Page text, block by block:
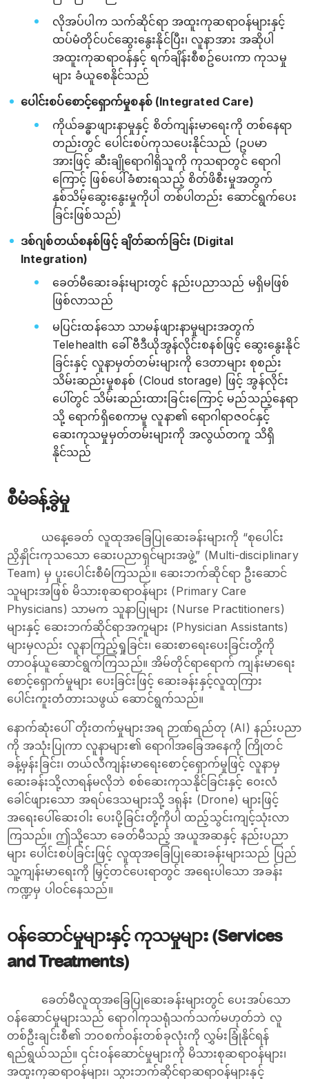
လိုအပ်ပါက သက်ဆိုင်ရာ အထူးကုဆရာဝန်များနှင့်
ထပ်မံတိုင်ပင်ဆွေးနွေးနိုင်ပြီး၊ လူနာအား အဆိုပါ
အထူးကုဆရာဝန်နှင့် ရက်ချိန်းစီစဥ်ပေးကာ ကုသမှု
များ ခံယူစေနိုင်သည်
ပေါင်းစပ်စောင့်ရှောက်မှုစနစ် (Integrated Care)
ကိုယ်ခန္ဓာဖျားနာမှုနှင့် စိတ်ကျန်းမာရေးကို တစ်နေရာ
တည်းတွင် ပေါင်းစပ်ကုသပေးနိုင်သည် (ဥပမာ
အားဖြင့် ဆီးချိုရောဂါရှိသူကို ကုသရာတွင် ရောဂါ
ကြောင့် ဖြစ်ပေါ်ခံစားရသည့် စိတ်ဖိစီးမှုအတွက်
နှစ်သိမ့်ဆွေးနွေးမှုကိုပါ တစ်ပါတည်း ဆောင်ရွက်ပေး
ခြင်းဖြစ်သည်)
ဒစ်ဂျစ်တယ်စနစ်ဖြင့် ချိတ်ဆက်ခြင်း (Digital
Integration)
ခေတ်မီဆေးခန်းများတွင် နည်းပညာသည် မရှိမဖြစ်
ဖြစ်လာသည်
မပြင်းထန်သော သာမန်ဖျားနာမှုများအတွက်
Telehealth ခေါ် ဗီဒီယိုအွန်လိုင်းစနစ်ဖြင့် ဆွေးနွေးနိုင်
ခြင်းနှင့် လူနာမှတ်တမ်းများကို ‌ဒေတာများ စုစည်း
သိမ်းဆည်းမှုစနစ် (Cloud storage) ဖြင့် အွန်လိုင်း
ပေါ်တွင် သိမ်းဆည်းထားခြင်းကြောင့် မည်သည့်နေရာ
သို့ ရောက်ရှိစေကာမူ လူနာ၏ ရောဂါရာဇဝင်နှင့်
ဆေးကုသမှုမှတ်တမ်းများကို အလွယ်တကူ သိရှိ
နိုင်သည်
စီမံခန့်ခွဲမှု
ယနေ့ခေတ် လူထုအခြေပြုဆေးခန်းများကို “စုပေါင်း
ညှိနှိုင်းကုသသော ဆေးပညာရှင်များအဖွဲ့” (Multi-disciplinary
Team) မှ ပူးပေါင်းစီမံကြသည်။ ဆေးဘက်ဆိုင်ရာ ဦးဆောင်
သူများအဖြစ် မိသားစုဆရာဝန်များ (Primary Care
Physicians) သာမက သူနာပြုများ (Nurse Practitioners)
များနှင့် ဆေးဘက်ဆိုင်ရာအကူများ (Physician Assistants)
များမှလည်း လူနာကြည့်ရှုခြင်း၊ ဆေးစာရေးပေးခြင်းတို့ကို
တာဝန်ယူဆောင်ရွက်ကြသည်။ အိမ်တိုင်ရာရောက် ကျန်းမာရေး
စောင့်ရှောက်မှုများ ပေးခြင်းဖြင့် ဆေးခန်းနှင့်လူထုကြား
ပေါင်းကူးတံတားသဖွယ် ဆောင်ရွက်သည်။
နောက်ဆုံးပေါ် တိုးတက်မှုများအရ ဉာဏ်ရည်တု (AI) နည်းပညာ
ကို အသုံးပြုကာ လူနာများ၏ ရောဂါအခြေအနေကို ကြိုတင်
ခန့်မှန်းခြင်း၊ တယ်လီကျန်းမာရေးစောင့်ရှောက်မှုဖြင့် လူနာမှ
ဆေးခန်းသို့လာရန်မလိုဘဲ စစ်ဆေးကုသနိုင်ခြင်းနှင့် ဝေးလံ
ခေါင်ဖျားသော အရပ်ဒေသများသို့ ဒရုန်း (Drone) များဖြင့်
အရေးပေါ်ဆေးဝါး ပေးပို့ခြင်းတို့ကိုပါ ထည့်သွင်းကျင့်သုံးလာ
ကြသည်။ ဤသို့သော ခေတ်မီသည့် အယူအဆနှင့် နည်းပညာ
များ ပေါင်းစပ်ခြင်းဖြင့် လူထုအခြေပြုဆေးခန်းများသည် ပြည်
သူ့ကျန်းမာရေးကို မြှင့်တင်ပေးရာတွင် အရေးပါသော အခန်း
ကဏ္ဍမှ ပါဝင်နေသည်။
ဝန်ဆောင်မှုများနှင့် ကုသမှုများ (Services
and Treatments)
ခေတ်မီလူထုအခြေပြုဆေးခန်းများတွင် ပေးအပ်သော
ဝန်ဆောင်မှုများသည် ရောဂါကုသရုံသက်သက်မဟုတ်ဘဲ လူ
တစ်ဦးချင်းစီ၏ ဘဝစက်ဝန်းတစ်ခုလုံးကို လွှမ်းခြုံနိုင်ရန်
ရည်ရွယ်သည်။ ၎င်းဝန်ဆောင်မှုများကို မိသားစုဆရာဝန်များ၊
အထူးကုဆရာဝန်များ၊ သွားဘက်ဆိုင်ရာဆရာဝန်များနှင့်